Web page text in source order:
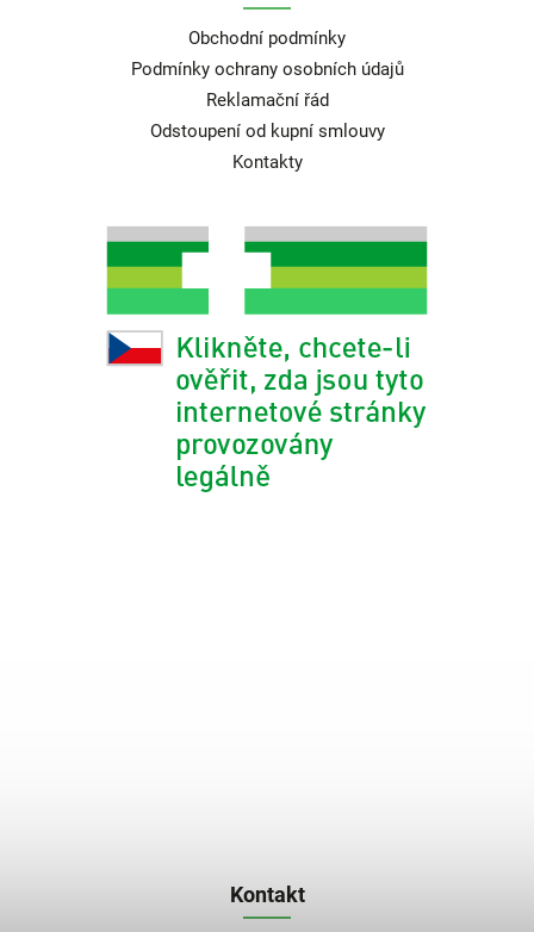
Obchodní podmínky
Podmínky ochrany osobních údajů
Reklamační řád
Odstoupení od kupní smlouvy
Kontakty
Kontakt